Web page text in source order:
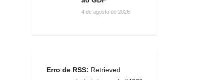
4 de agosto de 2026
Erro de RSS: Retrieved